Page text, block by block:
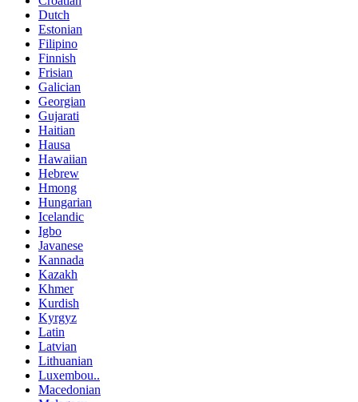
Dutch
Estonian
Filipino
Finnish
Frisian
Galician
Georgian
Gujarati
Haitian
Hausa
Hawaiian
Hebrew
Hmong
Hungarian
Icelandic
Igbo
Javanese
Kannada
Kazakh
Khmer
Kurdish
Kyrgyz
Latin
Latvian
Lithuanian
Luxembou..
Macedonian